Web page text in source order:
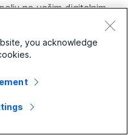
na vašim digitalnim
toga kako biste
čitljivost.
na novim digitalnim
ponovnog otvaranja
you acknowledge